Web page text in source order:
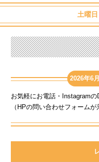
土曜
2026年6
お気軽にお電話・Instagramの
（HPの問い合わせフォームが